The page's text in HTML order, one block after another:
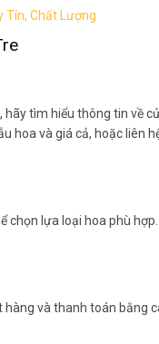
Tín, Chất Lượng
tìm hiểu thông tin về
và giá cả, hoặc liên
lựa loại hoa phù
và thanh toán bằng